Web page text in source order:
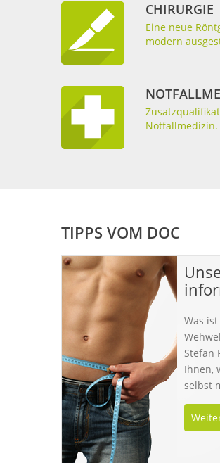
CHIRURGIE
Eine neue
modern
Notfallmedizin.
TIPPS VOM DOC
Was
Stefan
Ihnen,
selbst